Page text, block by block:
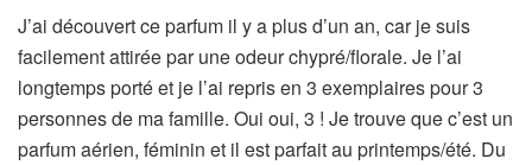
J’ai découvert ce parfum il y a plus d’un an, car je suis
facilement attirée par une odeur chypré/florale. Je l’ai
longtemps porté et je l’ai repris en 3 exemplaires pour 3
personnes de ma famille. Oui oui, 3 ! Je trouve que c’est un
parfum aérien, féminin et il est parfait au printemps/été. Du